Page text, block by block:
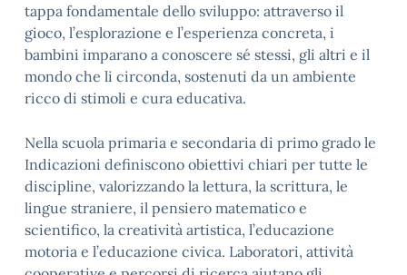
tappa fondamentale dello sviluppo: attraverso il
gioco, l’esplorazione e l’esperienza concreta, i
bambini imparano a conoscere sé stessi, gli altri e il
mondo che li circonda, sostenuti da un ambiente
ricco di stimoli e cura educativa.
Nella scuola primaria e secondaria di primo grado le
Indicazioni definiscono obiettivi chiari per tutte le
discipline, valorizzando la lettura, la scrittura, le
lingue straniere, il pensiero matematico e
scientifico, la creatività artistica, l’educazione
motoria e l’educazione civica. Laboratori, attività